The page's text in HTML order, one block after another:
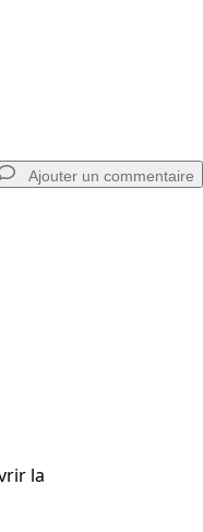
Ajouter un commentaire
la